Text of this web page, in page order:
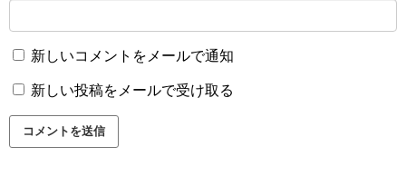
新しいコメントをメールで通知
新しい投稿をメールで受け取る